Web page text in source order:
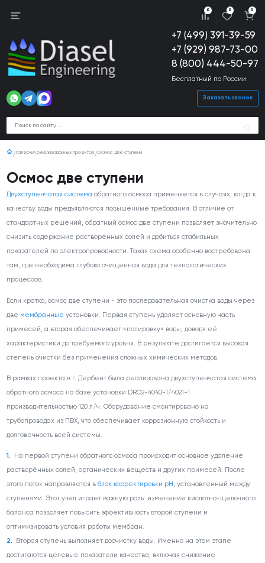
+7 (499) 391-39-59
+7 (929) 987-73-00
8 (800) 444-50-97
Бесплатный по России
Заказать звонок
0 0 0
Галерея реализованных проектов Осмос две ступени
Осмос две ступени
Двухступенчатая система обратного осмоса применяется в случаях, когда к
качеству воды предъявляются повышенные требования. В отличие от
стандартных решений, обратный осмос две ступени позволяет значительно
снизить содержание растворённых солей и добиться стабильных
показателей по электропроводности. Такая схема особенно востребована
там, где необходима глубоко очищенная вода для технологических
процессов.
Если кратко, осмос две ступени - это последовательная очистка воды через
две мембранные установки. Первая ступень удаляет основную часть
примесей, а вторая обеспечивает «полировку» воды, доводя её
характеристики до требуемого уровня. В результате достигается высокая
степень очистки без применения сложных химических методов.
В рамках проекта в г. Дербент была реализована двухступенчатая система
обратного осмоса на базе установки DRO2-4040-1/4021-1
производительностью 120 л/ч. Оборудование смонтировано на
трубопроводах из ПВХ, что обеспечивает коррозионную стойкость и
долговечность всей системы.
На первой ступени обратного осмоса происходит основное удаление
растворённых солей, органических веществ и других примесей. После
этого поток направляется вблок корректировки pH , установленный между
ступенями. Этот узел играет важную роль: изменение кислотно-щелочного
баланса позволяет повысить эффективность второй ступени и
оптимизировать условия работы мембран.
Вторая ступень выполняет доочистку воды. Именно на этом этапе
достигаются целевые показатели качества, включая снижение